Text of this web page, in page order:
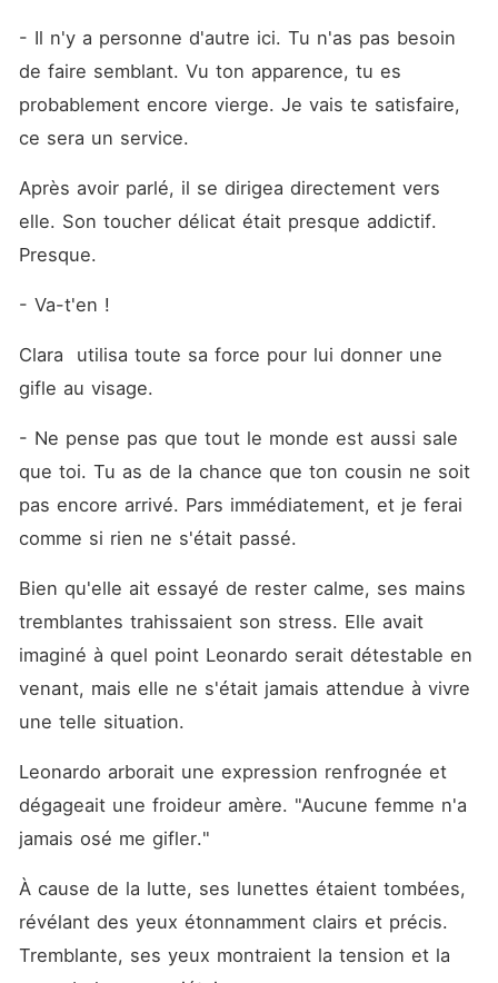
- Il n'y a personne d'autre ici. Tu n'as pas besoin
de faire semblant. Vu ton apparence, tu es
probablement encore vierge. Je vais te satisfaire,
ce sera un service.
Après avoir parlé, il se dirigea directement vers
elle. Son toucher délicat était presque addictif.
Presque.
- Va-t'en !
Clara  utilisa toute sa force pour lui donner une
gifle au visage.
- Ne pense pas que tout le monde est aussi sale
que toi. Tu as de la chance que ton cousin ne soit
pas encore arrivé. Pars immédiatement, et je ferai
comme si rien ne s'était passé.
Bien qu'elle ait essayé de rester calme, ses mains
tremblantes trahissaient son stress. Elle avait
imaginé à quel point Leonardo serait détestable en
venant, mais elle ne s'était jamais attendue à vivre
une telle situation.
Leonardo arborait une expression renfrognée et
dégageait une froideur amère. "Aucune femme n'a
jamais osé me gifler."
À cause de la lutte, ses lunettes étaient tombées,
révélant des yeux étonnamment clairs et précis.
Tremblante, ses yeux montraient la tension et la